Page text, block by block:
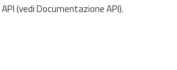
API(vediDocumentazione API).